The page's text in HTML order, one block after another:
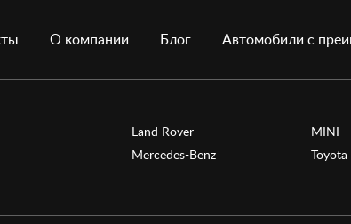
О компании Блог Автомобили с
Land Rover
Mercedes-Benz
MINI
Toyota